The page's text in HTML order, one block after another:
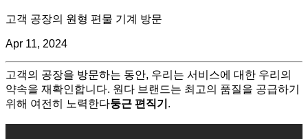
고객 공장의 원형 편물 기계 방문
Apr 11, 2024
고객의 공장을 방문하는 동안, 우리는 서비스에 대한 우리의
약속을 재확인합니다. 원다 브랜드는 최고의 품질을 공급하기
위해 여전히 노력한다둥근 편직기 .